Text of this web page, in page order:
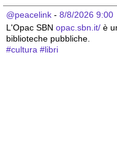
@peacelink - 8/8/2026 9:00
L'Opac SBN opac.sbn.it/ è
biblioteche pubbliche.
#cultura #libri